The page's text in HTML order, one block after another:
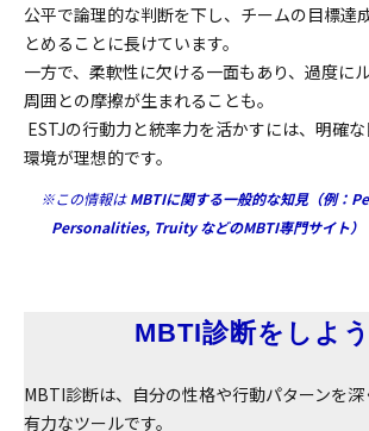
公平で論理的な判断を下し、チームの目標達
とめることに長けています。
一方で、柔軟性に欠ける一面もあり、過度に
周囲との摩擦が生まれることも。
ESTJの行動力と統率力を活かすには、明確
環境が理想的です。
※この情報はMBTIに関する一般的な知見（例：
Personalities, Truity などのMBTI専門サイト）
MBTI診断をしよう
MBTI診断は、自分の性格や行動パターンを
有力なツールです。